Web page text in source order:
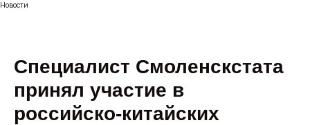
Новости
Специалист Смоленскстата
принял участие в
российско-китайских